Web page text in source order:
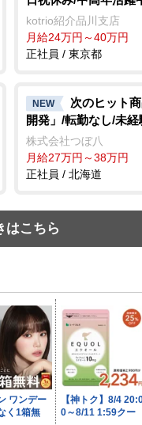
kotrio紹介品川支店
月給24万円～40万円
正社員 / 東京都
NEW
次のヒット
開発」/転勤なし/未
株式会社つぼ八
月給27万円～38万円
正社員 / 北海道
はこちら